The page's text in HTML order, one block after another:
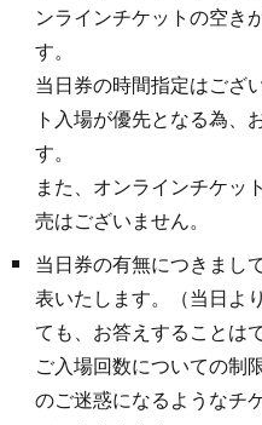
ンラインチケットの空き
す。
当日券の時間指定はござ
ト入場が優先となる為、
す。
また、オンラインチケッ
売はございません。
当日券の有無につきまし
表いたします。（当日よ
ても、お答えすることは
ご入場回数についての制
のご迷惑になるようなチ